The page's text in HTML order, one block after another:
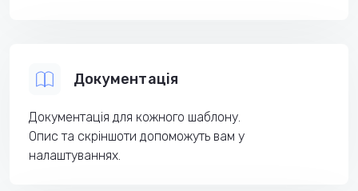
Документація
Документація для кожного шаблону.
Опис та скріншоти допоможуть вам у
налаштуваннях.